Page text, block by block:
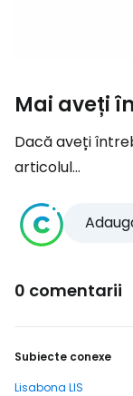
Mai aveți
Dacă aveți
articolul...
0 comentarii
Subiecte conexe
Lisabona LIS